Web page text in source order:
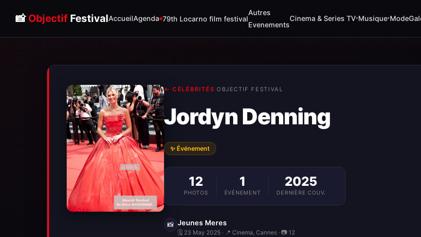
📸 Objectif FestivalAccueilAgenda 79th Locarno film festival
Autres
Evenements
Cinema & Series TV▾Musique▾Mode
← CÉLÉBRITÉS· OBJECTIF FESTIVAL
Jordyn Denning
✨ Événement
12
PHOTOS
1
ÉVÉNEMENT
2025
DERNIÈRE COUV.
📸 Jeunes Meres
🗓 23 May 2025 · 📍 Cinema, Cannes · 📷 12